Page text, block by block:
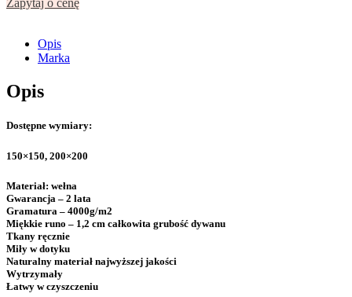
Zapytaj o cenę
Opis
Marka
Opis
Dostępne wymiary:
150×150, 200×200
Materiał: wełna
Gwarancja – 2 lata
Gramatura – 4000g/m2
Miękkie runo – 1,2 cm całkowita grubość dywanu
Tkany ręcznie
Miły w dotyku
Naturalny materiał najwyższej jakości
Wytrzymały
Łatwy w czyszczeniu